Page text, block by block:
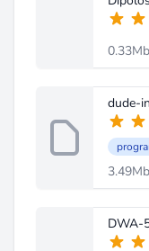
0.33Mb
dude-
3.49Mb